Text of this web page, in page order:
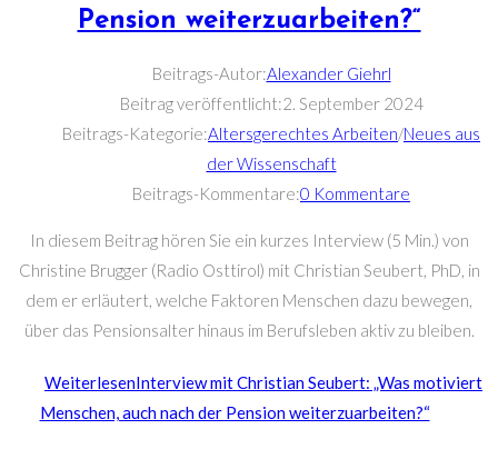
Pension weiterzuarbeiten?“
Beitrags-Autor:Alexander Giehrl
Beitrag veröffentlicht:2. September 2024
Beitrags-Kategorie:Altersgerechtes Arbeiten/Neues aus
der Wissenschaft
Beitrags-Kommentare:0 Kommentare
In diesem Beitrag hören Sie ein kurzes Interview (5 Min.) von
Christine Brugger (Radio Osttirol) mit Christian Seubert, PhD, in
dem er erläutert, welche Faktoren Menschen dazu bewegen,
über das Pensionsalter hinaus im Berufsleben aktiv zu bleiben.
WeiterlesenInterview mit Christian Seubert: „Was motiviert
Menschen, auch nach der Pension weiterzuarbeiten?“